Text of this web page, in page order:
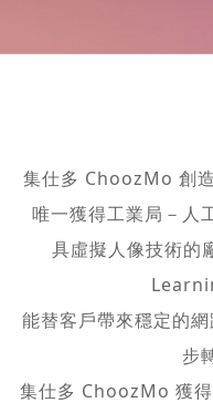
集仕多 ChoozMo 創
唯一獲得工業局－人
具虛擬人像技術的
能替客戶帶來穩定的
步
集仕多 ChoozMo 獲